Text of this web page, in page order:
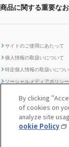
株主・投資家サポート
IRカレンダー
ディスクロージャー
ポリシー
環境
ガバナンス
編集方針
SUBARUびと
SUBARUデザイン
「SUBARUらしさ」を
際立たせる技術
2.環境技術
採用情報トップ
販売会社グループ採
商品に関する重要な
SUBARU ハイブリッ
ー時の取扱い
自動車リサイクル
助手席エアバッグに
サイトのご使用にあたって
個人情報の取扱いについて
特定個人情報の取扱いにつ
ソーシャルメディアポリシー
クッキーポリシー
メディア
By clicking
of cookies on
analyze site
ookie Policy